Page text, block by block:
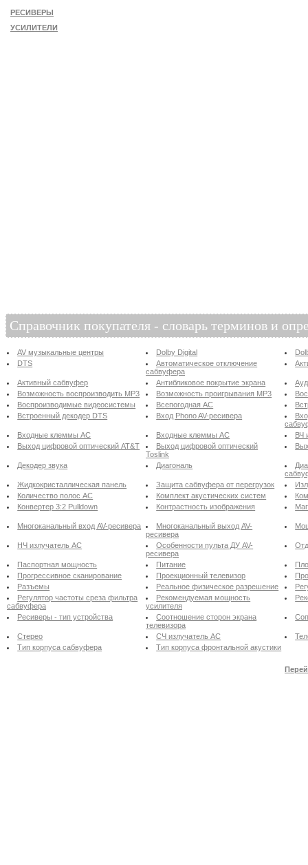
РЕСИВЕРЫ
УСИЛИТЕЛИ
Справочник покупателя - словарь терминов и
AV музыкальные центры Dolby Digital
DTS
Автоматическое отключение
сабвуфера
Активный сабвуфер Антибликовое покрытие экрана
Возможность воспроизводить MP3
Возможность проигрывания MP3
Воспроизводимые видеосистемы
Всепогодная АС
Встроенный декодер DTS
Вход Phono AV-ресивера
Входные клеммы АС
Входные клеммы АС
ВЧ
Выход цифровой оптический AT&T
Выход цифровой оптический
Toslink
Декодер звука Диагональ
Жидкокристаллическая панель
Защита сабвуфера от перегрузок
Количество полос АС
Комплект акустических систем
Конвертер 3:2 Pulldown
Контрастность изображения
Многоканальный вход AV-ресивера
Многоканальный выход AV-
ресивера
НЧ излучатель АС
Особенности пульта ДУ AV-
ресивера
Паспортная мощность Питание
Прогрессивное сканирование
Проекционный телевизор
Разъемы
Реальное физическое разрешение
Регулятор частоты среза фильтра
сабвуфера
Рекомендуемая мощность
усилителя
Ресиверы - тип устройства
Соотношение сторон экрана
телевизора
Стерео СЧ излучатель АС
Тип корпуса сабвуфера
Тип корпуса фронтальной акустики